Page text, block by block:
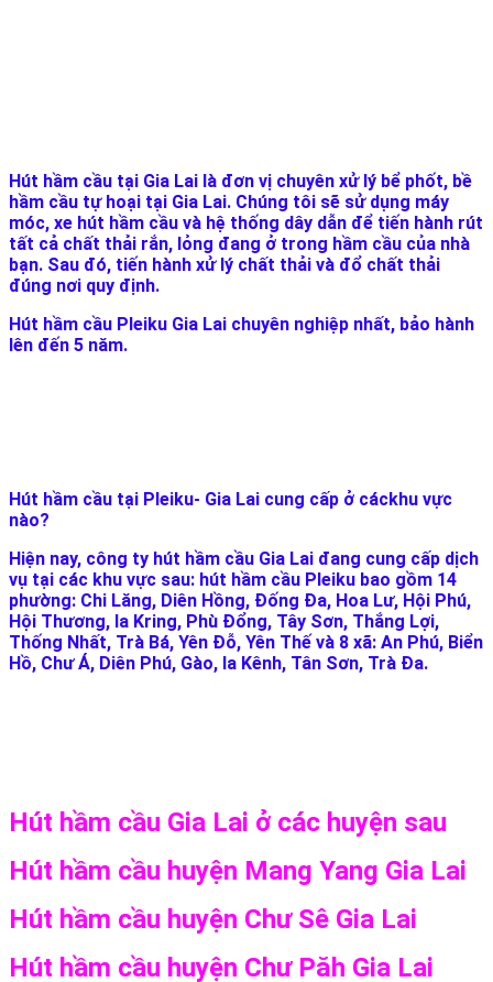
Hút hầm cầu tại Gia Lai là đơn vị chuyên xử lý bể phốt, bề
hầm cầu tự hoại tại Gia Lai. Chúng tôi sẽ sử dụng máy
móc, xe hút hầm cầu và hệ thống dây dẫn để tiến hành rút
tất cả chất thải rắn, lỏng đang ở trong hầm cầu của nhà
bạn. Sau đó, tiến hành xử lý chất thải và đổ chất thải
đúng nơi quy định.
Hút hầm cầu Pleiku Gia Lai chuyên nghiệp nhất, bảo hành
lên đến 5 năm.
Hút hầm cầu tại Pleiku- Gia Lai cung cấp ở cáckhu vực
nào?
Hiện nay, công ty hút hầm cầu Gia Lai đang cung cấp dịch
vụ tại các khu vực sau: hút hầm cầu Pleiku bao gồm 14
phường: Chi Lăng, Diên Hồng, Đống Đa, Hoa Lư, Hội Phú,
Hội Thương, Ia Kring, Phù Đổng, Tây Sơn, Thắng Lợi,
Thống Nhất, Trà Bá, Yên Đỗ, Yên Thế và 8 xã: An Phú, Biển
Hồ, Chư Á, Diên Phú, Gào, Ia Kênh, Tân Sơn, Trà Đa.
Hút hầm cầu Gia Lai ở các huyện sau
Hút hầm cầu huyện Mang Yang Gia Lai
Hút hầm cầu huyện Chư Sê Gia Lai
Hút hầm cầu huyện Chư Păh Gia Lai